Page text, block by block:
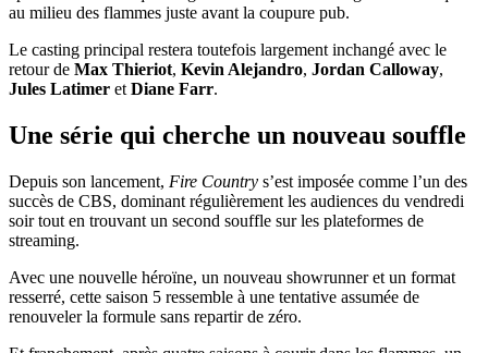
au milieu des flammes juste avant la coupure pub.
Le casting principal restera toutefois largement inchangé avec le
retour de Max Thieriot, Kevin Alejandro, Jordan Calloway,
Jules Latimer etDiane Farr.
Une série qui cherche un nouveau souffle
Depuis son lancement, Fire Country s’est imposée comme l’un des
succès de CBS, dominant régulièrement les audiences du vendredi
soir tout en trouvant un second souffle sur les plateformes de
streaming.
Avec une nouvelle héroïne, un nouveau showrunner et un format
resserré, cette saison 5 ressemble à une tentative assumée de
renouveler la formule sans repartir de zéro.